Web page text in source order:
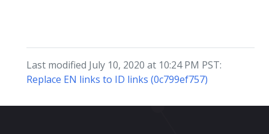
Last modified July 10, 2020 at 10:24 PM PST:
Replace EN links to ID links (0c799ef757)